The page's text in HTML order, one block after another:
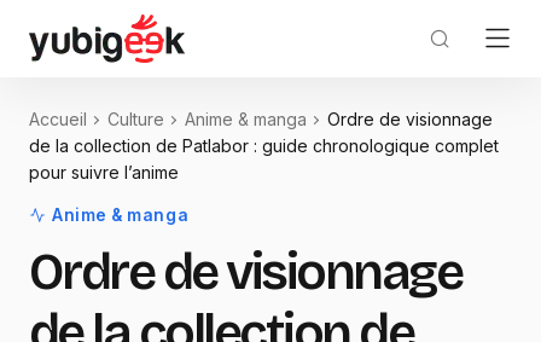
Accueil Culture Anime & manga
Ordre de visionnage
de la collection de Patlabor : guide chronologique complet
pour suivre l’anime
Anime & manga
Ordre de visionnage